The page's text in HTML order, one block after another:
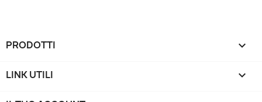
PRODOTTI 
LINK UTILI 